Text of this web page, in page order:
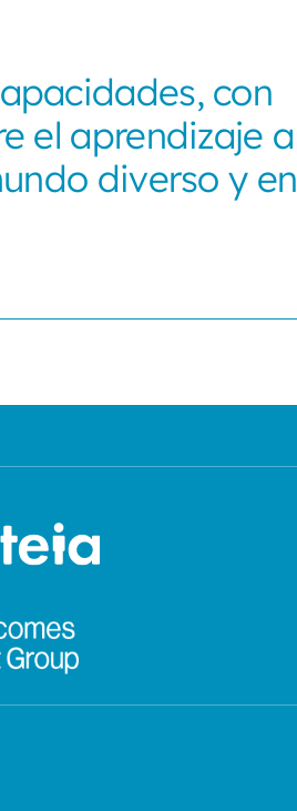
con
el aprendizaje a
diverso y en